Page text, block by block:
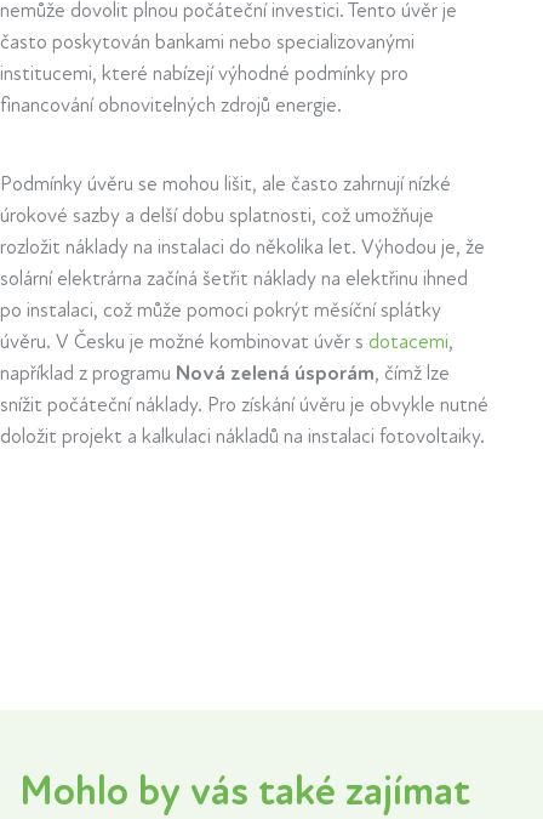
nemůže dovolit plnou počáteční investici. Tento úvěr je
často poskytován bankami nebo specializovanými
institucemi, které nabízejí výhodné podmínky pro
financování obnovitelných zdrojů energie.
Podmínky úvěru se mohou lišit, ale často zahrnují nízké
úrokové sazby a delší dobu splatnosti, což umožňuje
rozložit náklady na instalaci do několika let. Výhodou je, že
solární elektrárna začíná šetřit náklady na elektřinu ihned
po instalaci, což může pomoci pokrýt měsíční splátky
úvěru. V Česku je možné kombinovat úvěr s dotacemi,
například z programu Nová zelená úsporám, čímž lze
snížit počáteční náklady. Pro získání úvěru je obvykle nutné
doložit projekt a kalkulaci nákladů na instalaci fotovoltaiky.
Mohlo by vás také zajímat